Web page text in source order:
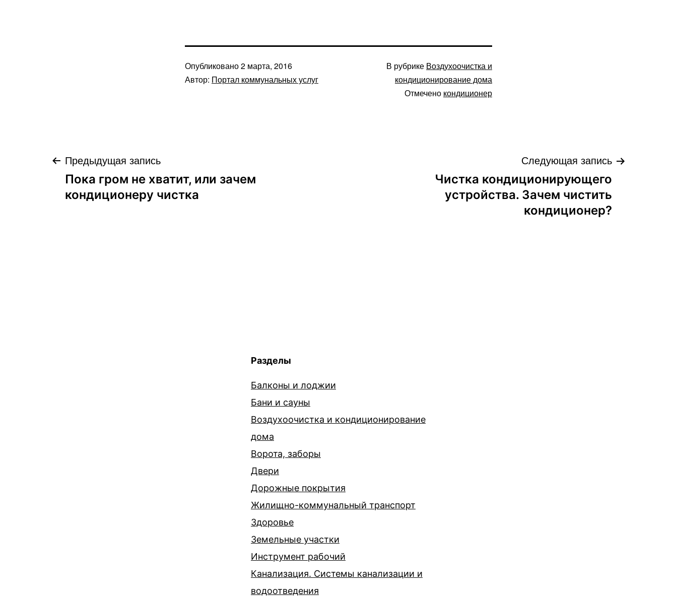
Опубликовано2 марта, 2016
Автор: Портал коммунальных услуг
В рубрике Воздухоочистка и
кондиционирование дома
Отмечено кондиционер
Навигация
по
Предыдущая запись
Пока гром не хватит, или зачем
кондиционеру чистка
Следующая запись
Чистка кондиционирующего
устройства. Зачем чистить
кондиционер?
Разделы
Балконы и лоджии
Бани и сауны
Воздухоочистка и кондиционирование
дома
Ворота, заборы
Двери
Дорожные покрытия
Жилищно-коммунальный транспорт
Здоровье
Земельные участки
Инструмент рабочий
Канализация. Системы канализации и
водоотведения